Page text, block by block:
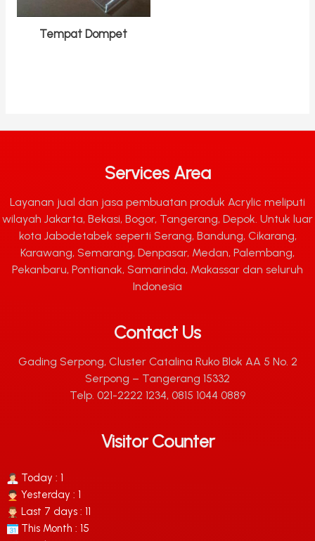
Tempat Dompet
Services Area
Layanan jual dan jasa pembuatan produk Acrylic meliputi
wilayah Jakarta, Bekasi, Bogor, Tangerang, Depok. Untuk luar
kota Jabodetabek seperti Serang, Bandung, Cikarang,
Karawang, Semarang, Denpasar, Medan, Palembang,
Pekanbaru, Pontianak, Samarinda, Makassar dan seluruh
Indonesia
Contact Us
Gading Serpong, Cluster Catalina Ruko Blok AA 5 No. 2
Serpong – Tangerang 15332
Telp. 021-2222 1234, 0815 1044 0889
Visitor Counter
Today : 1
Yesterday : 1
Last 7 days : 11
This Month : 15